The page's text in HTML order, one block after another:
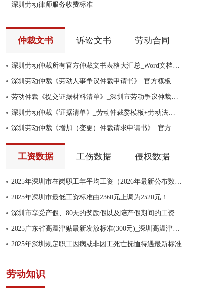
深圳劳动律师服务收费标准
仲裁文书 诉讼文书 劳动合同
深圳劳动仲裁所有官方仲裁文书表格大汇总_Word文档免费下载
深圳劳动仲裁《劳动人事争议仲裁申请书》_官方模板+律师范本
劳动仲裁《提交证据材料清单》_深圳市劳动争议仲裁委员会官方模板
深圳劳动仲裁《证据清单》_劳动仲裁委模板+劳动法律师范本
深圳劳动仲裁《增加（变更）仲裁请求申请书》_官方模板+律师范本
工资数据 工伤数据 侵权数据
2025年深圳市在岗职工年平均工资（2026年最新公布数据）
2025年深圳市最低工资标准由2360元上调为2520元！
深圳市享受产假、80天的奖励假以及陪产假期间的工资怎么发
2025广东省高温津贴最新发放标准(300元)_深圳高温津贴最新标准
2025年深圳规定职工因病或非因工死亡抚恤待遇最新标准
劳动知识